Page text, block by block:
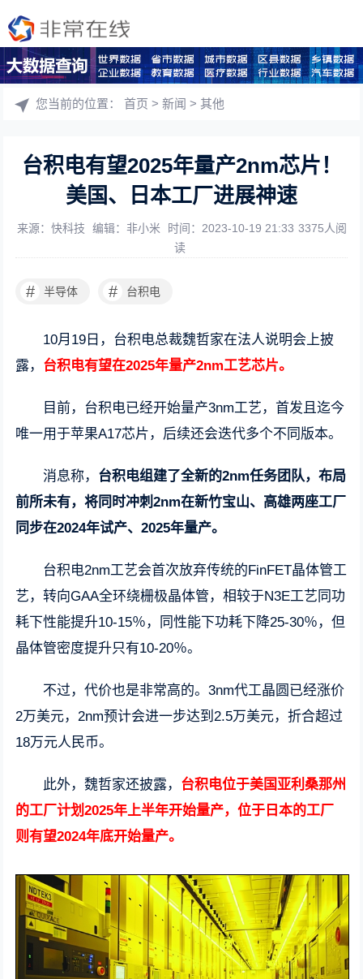
您当前的位置：首页 >新闻 >其他
台积电有望2025年量产2nm芯片！
美国、日本工厂进展神速
来源：快科技 编辑：非小米 时间：2023-10-19 21:33 3375人阅
读
# 半导体 # 台积电
10月19日，台积电总裁魏哲家在法人说明会上披
露， 台积电有望在2025年量产2nm工艺芯片。
目前，台积电已经开始量产3nm工艺，首发且迄今
唯一用于苹果A17芯片，后续还会迭代多个不同版本。
消息称， 台积电组建了全新的2nm任务团队，布局
前所未有，将同时冲刺2nm在新竹宝山、高雄两座工厂
同步在2024年试产、2025年量产。
台积电2nm工艺会首次放弃传统的FinFET晶体管工
艺，转向GAA全环绕栅极晶体管，相较于N3E工艺同功
耗下性能提升10-15％，同性能下功耗下降25-30％，但
晶体管密度提升只有10-20％。
不过，代价也是非常高的。3nm代工晶圆已经涨价
2万美元，2nm预计会进一步达到2.5万美元，折合超过
18万元人民币。
此外，魏哲家还披露， 台积电位于美国亚利桑那州
的工厂计划2025年上半年开始量产，位于日本的工厂
则有望2024年底开始量产。